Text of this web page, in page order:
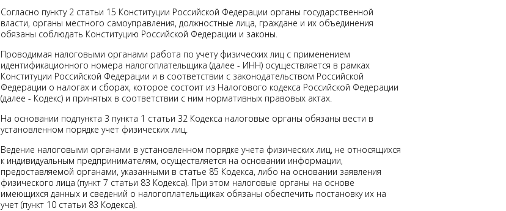
Согласно пункту 2 статьи 15 Конституции Российской Федерации органы государственной
власти, органы местного самоуправления, должностные лица, граждане и их объединения
обязаны соблюдать Конституцию Российской Федерации и законы.
Проводимая налоговыми органами работа по учету физических лиц с применением
идентификационного номера налогоплательщика (далее - ИНН) осуществляется в рамках
Конституции Российской Федерации и в соответствии с законодательством Российской
Федерации о налогах и сборах, которое состоит из Налогового кодекса Российской Федерации
(далее - Кодекс) и принятых в соответствии с ним нормативных правовых актах.
На основании подпункта 3 пункта 1 статьи 32 Кодекса налоговые органы обязаны вести в
установленном порядке учет физических лиц.
Ведение налоговыми органами в установленном порядке учета физических лиц, не относящихся
к индивидуальным предпринимателям, осуществляется на основании информации,
предоставляемой органами, указанными в статье 85 Кодекса, либо на основании заявления
физического лица (пункт 7 статьи 83 Кодекса). При этом налоговые органы на основе
имеющихся данных и сведений о налогоплательщиках обязаны обеспечить постановку их на
учет (пункт 10 статьи 83 Кодекса).